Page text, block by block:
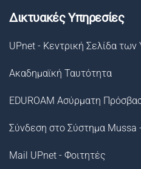
Δικτυακές Υπηρεσίες
UPnet - Κεντρική Σελίδα
Ακαδημαϊκή Ταυτότητα
EDUROAM Ασύρματη
Σύνδεση στο Σύστημα Μussa
Mail UPnet - Φοιτητές